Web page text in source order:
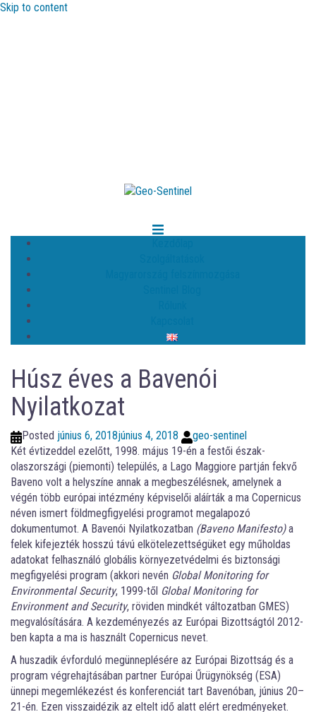
Skip to content
Húsz éves a Bavenói
Nyilatkozat
Posted június 6, 2018június 4, 2018
geo-sentinel
Két évtizeddel ezelőtt, 1998. május 19-én a festői észak-
olaszországi (piemonti) település, a Lago Maggiore partján fekvő
Baveno volt a helyszíne annak a megbeszélésnek, amelynek a
végén több európai intézmény képviselői aláírták a ma Copernicus
néven ismert földmegfigyelési programot megalapozó
dokumentumot. A Bavenói Nyilatkozatban (Baveno Manifesto)a
felek kifejezték hosszú távú elkötelezettségüket egy műholdas
adatokat felhasználó globális környezetvédelmi és biztonsági
megfigyelési program (akkori nevén Global Monitoring for
Environmental Security, 1999-től Global Monitoring for
Environment and Security, röviden mindkét változatban GMES)
megvalósítására. A kezdeményezés az Európai Bizottságtól 2012-
ben kapta a ma is használt Copernicus nevet.
A huszadik évforduló megünneplésére az Európai Bizottság és a
program végrehajtásában partner Európai Űrügynökség (ESA)
ünnepi megemlékezést és konferenciát tart Bavenóban, június 20–
21-én. Ezen visszaidézik az eltelt idő alatt elért eredményeket.